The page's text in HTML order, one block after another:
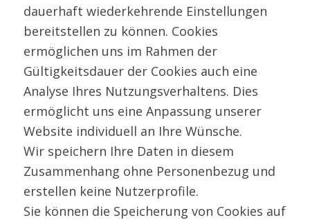
dauerhaft wiederkehrende Einstellungen
bereitstellen zu können. Cookies
ermöglichen uns im Rahmen der
Gültigkeitsdauer der Cookies auch eine
Analyse Ihres Nutzungsverhaltens. Dies
ermöglicht uns eine Anpassung unserer
Website individuell an Ihre Wünsche.
Wir speichern Ihre Daten in diesem
Zusammenhang ohne Personenbezug und
erstellen keine Nutzerprofile.
Sie können die Speicherung von Cookies auf